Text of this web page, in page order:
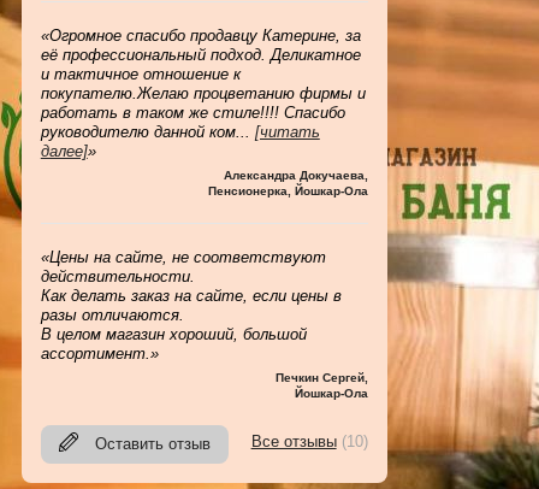
«Огромное спасибо продавцу Катерине, за
её профессиональный подход. Деликатное
и тактичное отношение к
покупателю.Желаю процветанию фирмы и
работать в таком же стиле!!!! Спасибо
руководителю данной ком... [читать
далее]»
Александра Докучаева
Пенсионерка, Йошкар-Ола
«Цены на сайте, не соответствуют
действительности.
Как делать заказ на сайте, если цены в
разы отличаются.
В целом магазин хороший, большой
ассортимент.»
Печкин Сергей,
Йошкар-Ола
Оставить отзыв Все отзывы(10)